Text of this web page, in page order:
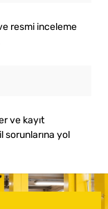
resmi inceleme
ve kayıt
sorunlarına yol